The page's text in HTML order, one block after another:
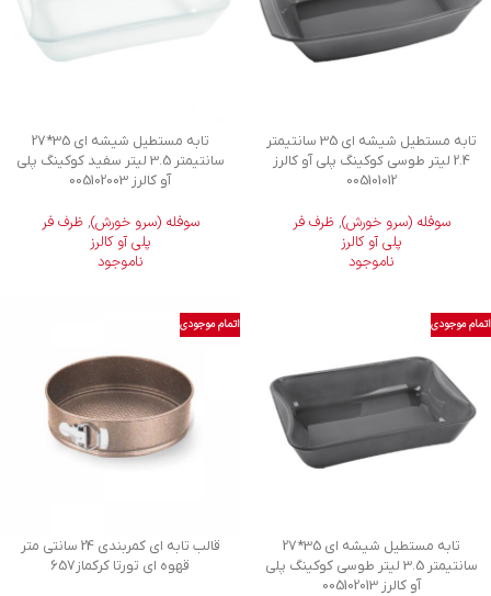
تابه مستطیل شیشه ای 35 سانتیمتر
2.4 لیتر طوسی کوکینگ پلی آو کالرز
005101012
سوفله (سرو خورش),ظرف فر
پلی آو کالرز
ناموجود
تابه مستطیل شیشه ای 35*27
سانتیمتر 3.5 لیتر سفید کوکینگ پلی
آو کالرز 005102003
سوفله (سرو خورش),ظرف فر
پلی آو کالرز
ناموجود
اتمام موجودی
تابه مستطیل شیشه ای 35*27
سانتیمتر 3.5 لیتر طوسی کوکینگ پلی
آو کالرز 005102013
اتمام موجودی
قالب تابه ای کمربندی 24 سانتی متر
قهوه ای تورتا کرکماز657